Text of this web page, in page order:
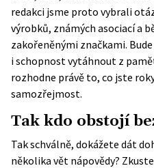
redakci jsme proto vybrali
výrobků, známých asociací a
zakořeněnými značkami.
i schopnost vytáhnout z
rozhodne právě to, co jste
samozřejmost.
Tak kdo obstojí
Tak schválně, dokážete dát
několika vět nápovědy?